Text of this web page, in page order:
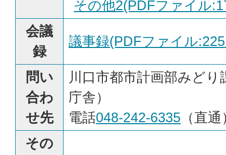
その他2(PDFファイル
会議
録
議事録(PDFファイル
問い
合わ
せ先
川口市都市計画部みどり
庁舎）
電話048-242-6335 （直
その